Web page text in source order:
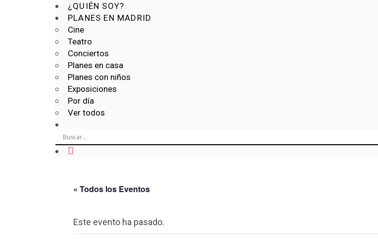
¿QUIÉN SOY?
PLANES EN MADRID
Cine
Teatro
Conciertos
Planes en casa
Planes con niños
Exposiciones
Por día
Ver todos
« Todos los Eventos
Este evento ha pasado.